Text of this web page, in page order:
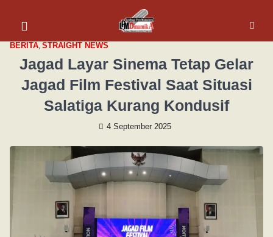
BERITA, STRAIGHT NEWS
Jagad Layar Sinema Tetap Gelar
Jagad Film Festival Saat Situasi
Salatiga Kurang Kondusif‎
4 September 2025